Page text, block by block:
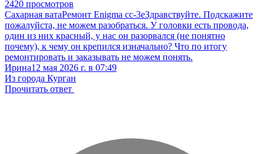
2420 просмотров
Сахарная ватаРемонт Enigma cc-3eЗдравствуйте. Подскажите
пожалуйста, не можем разобраться. У головки есть провода,
один из них красный, у нас он разорвался (не понятно
почему), к чему он крепился изначально? Что по итогу
ремонтировать и заказывать не можем понять.
Ирина12 мая 2026 г. в 07:49
Из города Курган
Прочитать ответ